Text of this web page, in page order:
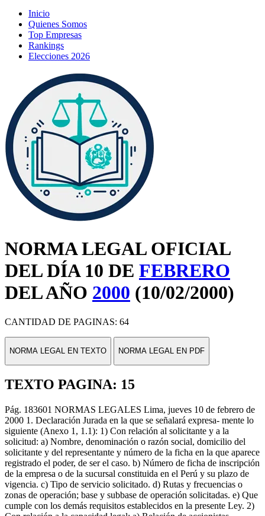
Inicio
Quienes Somos
Top Empresas
Rankings
Elecciones 2026
NORMA LEGAL OFICIAL
DEL DÍA 10 DE FEBRERO
DEL AÑO 2000 (10/02/2000)
CANTIDAD DE PAGINAS: 64
NORMA LEGAL EN TEXTO NORMA LEGAL EN PDF
TEXTO PAGINA: 15
Pág. 183601 NORMAS LEGALES Lima, jueves 10 de febrero de
2000 1. Declaración Jurada en la que se señalará expresa- mente lo
siguiente (Anexo 1, 1.1): 1) Con relación al solicitante y a la
solicitud: a) Nombre, denominación o razón social, domicilio del
solicitante y del representante y número de la ficha en la que aparece
registrado el poder, de ser el caso. b) Número de ficha de inscripción
de la empresa o de la sucursal constituida en el Perú y su plazo de
vigencia. c) Tipo de servicio solicitado. d) Rutas y frecuencias o
zonas de operación; base y subbase de operación solicitadas. e) Que
cumple con los demás requisitos establecidos en la presente Ley. 2)